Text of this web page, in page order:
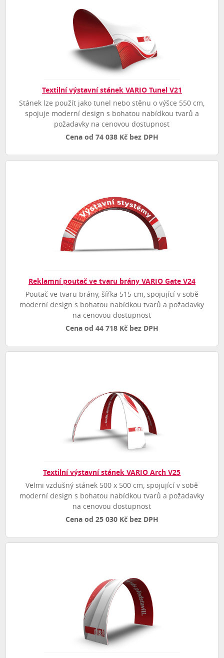
Textilní výstavní stánek VARIO Tunel V21
Stánek lze použít jako tunel nebo stěnu o výšce 550 cm,
spojuje moderní design s bohatou nabídkou tvarů a
požadavky na cenovou dostupnost
Cena od 74 038 Kč bez DPH
Reklamní poutač ve tvaru brány VARIO Gate V24
Poutač ve tvaru brány, šířka 515 cm, spojující v sobě
moderní design s bohatou nabídkou tvarů a požadavky
na cenovou dostupnost
Cena od 44 718 Kč bez DPH
Textilní výstavní stánek VARIO Arch V25
Velmi vzdušný stánek 500 x 500 cm, spojující v sobě
moderní design s bohatou nabídkou tvarů a požadavky
na cenovou dostupnost
Cena od 25 030 Kč bez DPH